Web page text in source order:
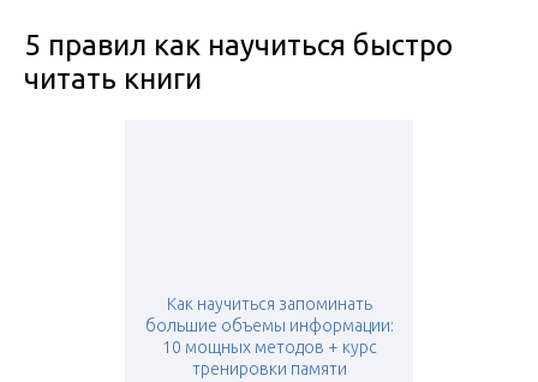
5 правил как научиться быстро
читать книги
Как научиться запоминать
большие объемы информации:
10 мощных методов + курс
тренировки памяти